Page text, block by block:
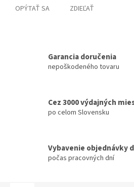
OPÝTAŤ SA ZDIEĽAŤ
Garancia doručenia
nepoškodeného tovaru
Cez 3000 výdajných
po celom Slovensku
Vybavenie objednávky
počas pracovných dní